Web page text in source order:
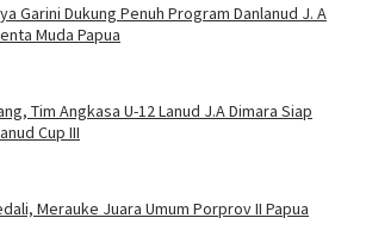
Garini Dukung Penuh Program Danlanud J. A
Muda Papua
Tim Angkasa U-12 Lanud J.A Dimara Siap
Cup III
Merauke Juara Umum Porprov II Papua